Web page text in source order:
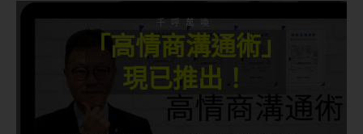
千呼萬喚
「高情商溝通術」
現已推出！